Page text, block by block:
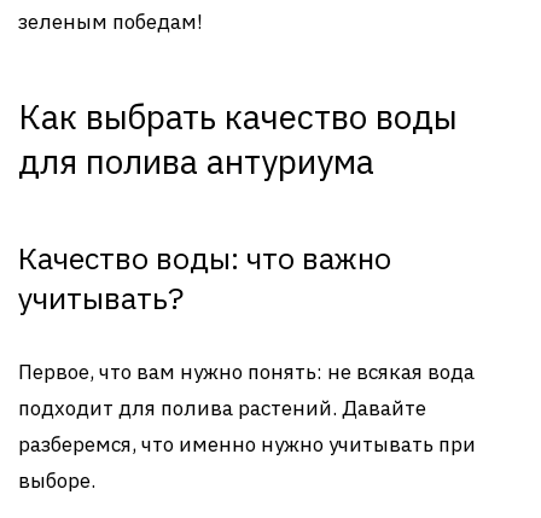
зеленым победам!
Как выбрать качество воды
для полива антуриума
Качество воды: что важно
учитывать?
Первое, что вам нужно понять: не всякая вода
подходит для полива растений. Давайте
разберемся, что именно нужно учитывать при
выборе.